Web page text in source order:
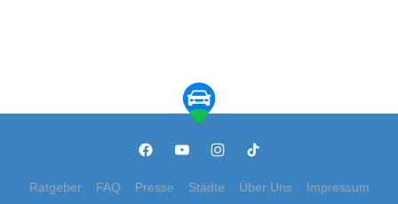
Ratgeber FAQ Presse Städte Über Uns Impressum